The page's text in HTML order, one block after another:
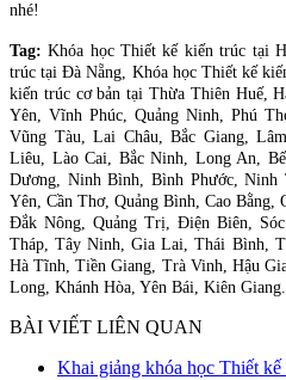
nhé!
Tag: Khóa học Thiết kế kiến trúc tại
trúc tại Đà Nẵng, Khóa học Thiết kế
kiến trúc cơ bản tại Thừa Thiên Huế,
Yên, Vĩnh Phúc, Quảng Ninh, Phú
Vũng Tàu, Lai Châu, Bắc Giang,
Liêu, Lào Cai, Bắc Ninh, Long An,
Dương, Ninh Bình, Bình Phước, Ninh
Yên, Cần Thơ, Quảng Bình, Cao Bằng,
Đắk Nông, Quảng Trị, Điện Biên,
Tháp, Tây Ninh, Gia Lai, Thái Bình,
Hà Tĩnh, Tiền Giang, Trà Vinh, Hậu
Long, Khánh Hòa, Yên Bái, Kiên Giang.
BÀI VIẾT LIÊN QUAN
Khai giảng khóa học Thiết